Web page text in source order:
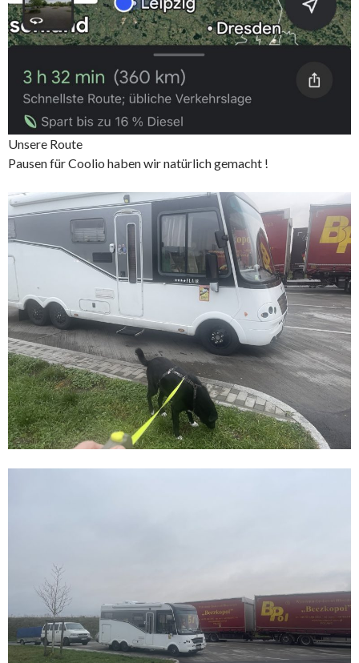
Unsere Route
Pausen für Coolio haben wir natürlich gemacht !